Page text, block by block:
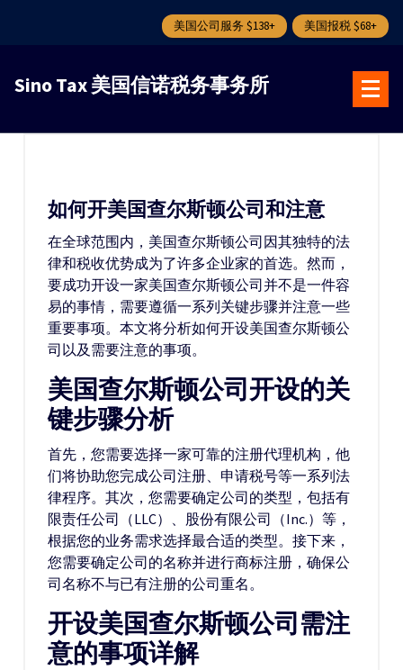
美国公司服务 $138+ 美国报税 $68+
Sino Tax 美国信诺税务事务所
如何开美国查尔斯顿公司和注意
在全球范围内，美国查尔斯顿公司因其独特的法
律和税收优势成为了许多企业家的首选。然而，
要成功开设一家美国查尔斯顿公司并不是一件容
易的事情，需要遵循一系列关键步骤并注意一些
重要事项。本文将分析如何开设美国查尔斯顿公
司以及需要注意的事项。
美国查尔斯顿公司开设的关
键步骤分析
首先，您需要选择一家可靠的注册代理机构，他
们将协助您完成公司注册、申请税号等一系列法
律程序。其次，您需要确定公司的类型，包括有
限责任公司（LLC）、股份有限公司（Inc.）等，
根据您的业务需求选择最合适的类型。接下来，
您需要确定公司的名称并进行商标注册，确保公
司名称不与已有注册的公司重名。
开设美国查尔斯顿公司需注
意的事项详解